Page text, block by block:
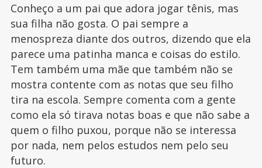
Conheço a um pai que adora jogar tênis, mas
sua filha não gosta. O pai sempre a
menospreza diante dos outros, dizendo que ela
parece uma patinha manca e coisas do estilo.
Tem também uma mãe que também não se
mostra contente com as notas que seu filho
tira na escola. Sempre comenta com a gente
como ela só tirava notas boas e que não sabe a
quem o filho puxou, porque não se interessa
por nada, nem pelos estudos nem pelo seu
futuro.